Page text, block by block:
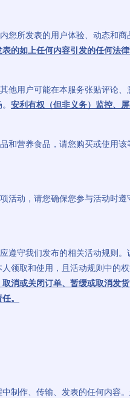
您所发表的用户体验、动态和
的如上任何内容引发的任何法
他用户可能在本服务张贴评论
安利有权（但非义务）监控、
和营养食品，请您购买或使用
活动，请您确保您参与活动时遵
遵守我们发布的相关活动规则
领取和使用，且活动规则中的
消或关闭订单、暂缓或取消发
。
制作、传输、发表的任何内容